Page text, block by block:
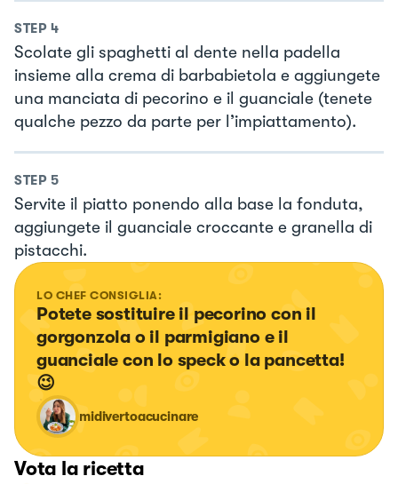
STEP 4
Scolate gli spaghetti al dente nella padella
insieme alla crema di barbabietola e aggiungete
una manciata di pecorino e il guanciale (tenete
qualche pezzo da parte per l’impiattamento).
STEP 5
Servite il piatto ponendo alla base la fonduta,
aggiungete il guanciale croccante e granella di
pistacchi.
LO CHEF CONSIGLIA:
Potete sostituire il pecorino con il
gorgonzola o il parmigiano e il
guanciale con lo speck o la pancetta!
😉
midivertoacucinare
Vota la ricetta